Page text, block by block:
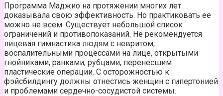
Программа Маджио на протяжении многих лет
доказывала свою эффективность. Но практиковать ее
можно не всем. Существует небольшой список
ограничений и противопоказаний. Не рекомендуется
лицевая гимнастика людям с невритом,
воспалительными процессами на лице, открытыми
гнойниками, ранками, рубцами, перенесшим
пластические операции. С осторожностью к
фэйсбилдингу должны отнестись женщин с гипертонией
и проблемами сердечно-сосудистой системы.